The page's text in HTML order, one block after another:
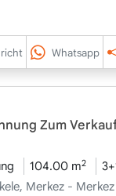
Whatsapp
Zum
104.00 m2
Merkez - Merkez